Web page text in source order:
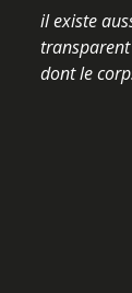
il existe
dont le